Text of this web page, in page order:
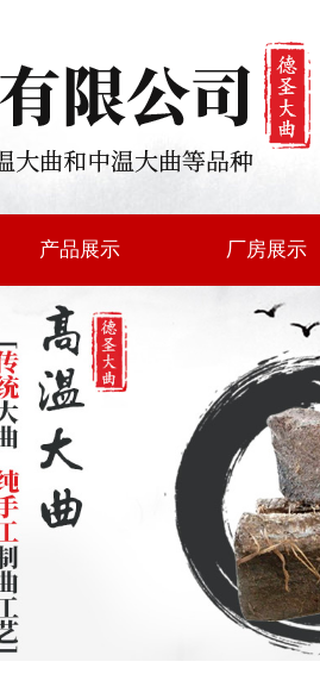
产品展示 厂房展示